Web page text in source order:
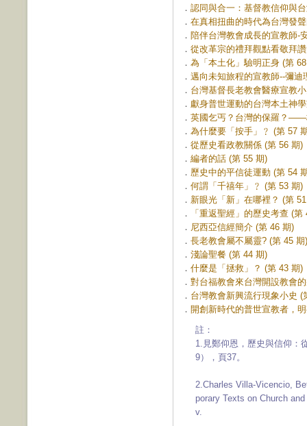
． 認同與合一：基督教信仰與
． 在真相扭曲的時代為台灣發
． 陪伴台灣教會成長的宣教師-
． 從改革宗的禮拜觀點看敬拜
． 為「本土化」驗明正身 (第
． 邁向未知旅程的宣教師--彌迪
． 台灣基督長老教會醫療宣教
． 獻身普世運動的台灣本土神
． 英國乞丐？台灣的保羅？——
． 為什麼要「按手」﹖ (第 57
． 從歷史看政教關係 (第 56 期)
． 編者的話 (第 55 期)
． 歷史中的平信徒運動 (第 54
． 何謂「千禧年」﹖ (第 53 期)
． 新眼光「新」在哪裡？ (第
．
「重返聖經」的歷史考查 (第
． 尼西亞信經簡介 (第 46 期)
． 長老教會屬不屬靈? (第 45 期)
． 淺論聖餐 (第 44 期)
． 什麼是「拯救」？ (第 43 期)
． 對台福教會來台灣開設教會
． 台灣教會新興流行現象小史 (
． 開創新時代的普世宣教者，
註：
1.見鄭仰恩，歷史與信仰：
9），頁37。
2.Charles Villa-Vicencio,
porary Texts on Church
v.